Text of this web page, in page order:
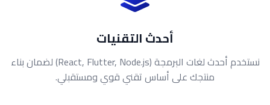
أحدث التقنيات
نستخدم أحدث لغات البرمجة (React, Flutter, Node.js) لضمان بناء
منتجك على أساس تقني قوي ومستقبلي.